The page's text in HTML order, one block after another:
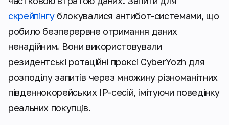
скрейпінгублокувалися антибот-системами, що
робило безперервне отримання даних
ненадійним. Вони використовували
резидентські ротаційні проксі CyberYozh для
розподілу запитів через множину різноманітних
південнокорейських IP-сесій, імітуючи поведінку
реальних покупців.